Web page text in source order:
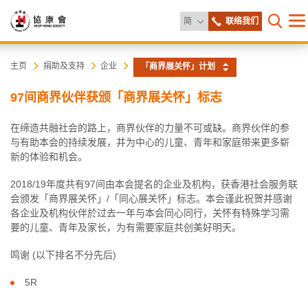
简 更改语言联络我们
打开目
协
康
会
主页 捐助及支持 企业 「商界展关怀」计划
97间商界伙伴获颁「商界展关怀」标志
在缔造共融社会的路上，商界伙伴的力量不可或缺。商界伙伴的参
与有助本会的持续发展，并为中心的儿童、青年和家庭带来更多崭
新的体验和机会。
2018/19年度共有97间由本会提名的企业及机构，获香港社会服务联
会颁发「商界展关怀」/「同心展关怀」标志。本会谨此祝贺并感谢
各企业及机构伙伴於过去一年与本会同心同行，关怀有特殊学习需
要的儿童、青年及家长，为有需要家庭共创美好明天。
鸣谢 (以下排名不分先后)
5R